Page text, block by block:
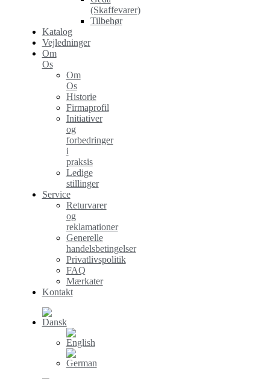
(Skaffevarer)
Tilbehør
Katalog
Vejledninger
Om
Os
Om
Os
Historie
Firmaprofil
Initiativer
og
forbedringer
i
praksis
Ledige
stillinger
Service
Returvarer
og
reklamationer
Generelle
handelsbetingelser
Privatlivspolitik
FAQ
Mærkater
Kontakt